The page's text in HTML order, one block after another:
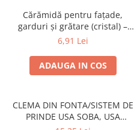
Cărămidă pentru fațade,
garduri și grătare (cristal) –
250 × 120 × 65 mm
6,91 Lei
ADAUGA IN COS
CLEMA DIN FONTA/SISTEM DE
PRINDE USA SOBA, USA